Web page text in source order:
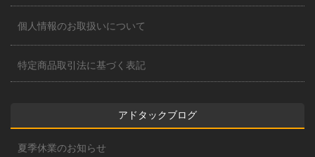
個人情報のお取扱いについて
特定商品取引法に基づく表記
アドタックブログ
夏季休業のお知らせ